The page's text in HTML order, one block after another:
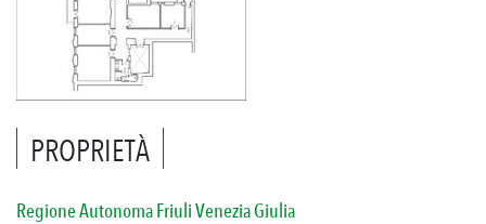
PROPRIETÀ
Regione Autonoma Friuli Venezia Giulia